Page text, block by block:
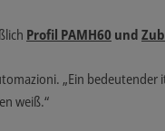
Profil PAMH60 und
„Ein
weiß.“